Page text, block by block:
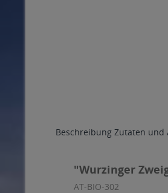
Beschreibung Zutaten und
"Wurzinger
AT-BIO-302